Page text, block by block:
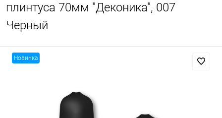
плинтуса 70мм "Деконика", 007
Черный
Новинка